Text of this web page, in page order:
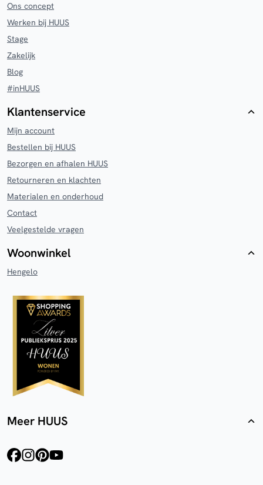
Ons concept
Werken bij HUUS
Stage
Zakelijk
Blog
#inHUUS
Klantenservice
Mijn account
Bestellen bij HUUS
Bezorgen en afhalen HUUS
Retourneren en klachten
Materialen en onderhoud
Contact
Veelgestelde vragen
Woonwinkel
Hengelo
Meer HUUS
facebookinstagram
pinterest
youtube